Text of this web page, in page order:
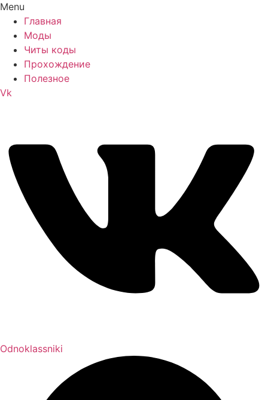
Menu
Главная
Моды
Читы коды
Прохождение
Полезное
Vk
Odnoklassniki